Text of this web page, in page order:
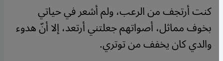
كنت أرتجف من الرعب، ولم أشعر في حياتي
بخوف مماثل، أصواتهم جعلتني أرتعد، إلا أنّ هدوء
والدي كان يخفف من توتري.